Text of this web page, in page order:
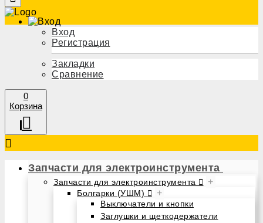
Вход
Регистрация
Закладки
Сравнение
0
Корзина
Запчасти для электроинструмента
Запчасти для электроинструмента +
Болгарки (УШМ) +
Выключатели и кнопки
Заглушки и щеткодержатели